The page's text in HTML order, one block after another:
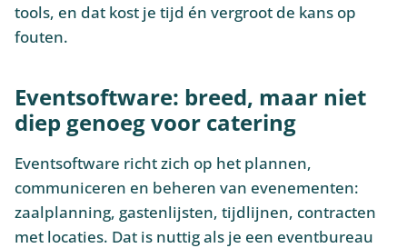
tools, en dat kost je tijd én vergroot de kans op
fouten.
Eventsoftware: breed, maar niet
diep genoeg voor catering
Eventsoftware richt zich op het plannen,
communiceren en beheren van evenementen:
zaalplanning, gastenlijsten, tijdlijnen, contracten
met locaties. Dat is nuttig als je een eventbureau